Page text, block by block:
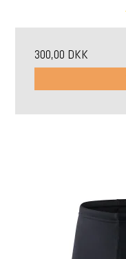
300,00 DKK